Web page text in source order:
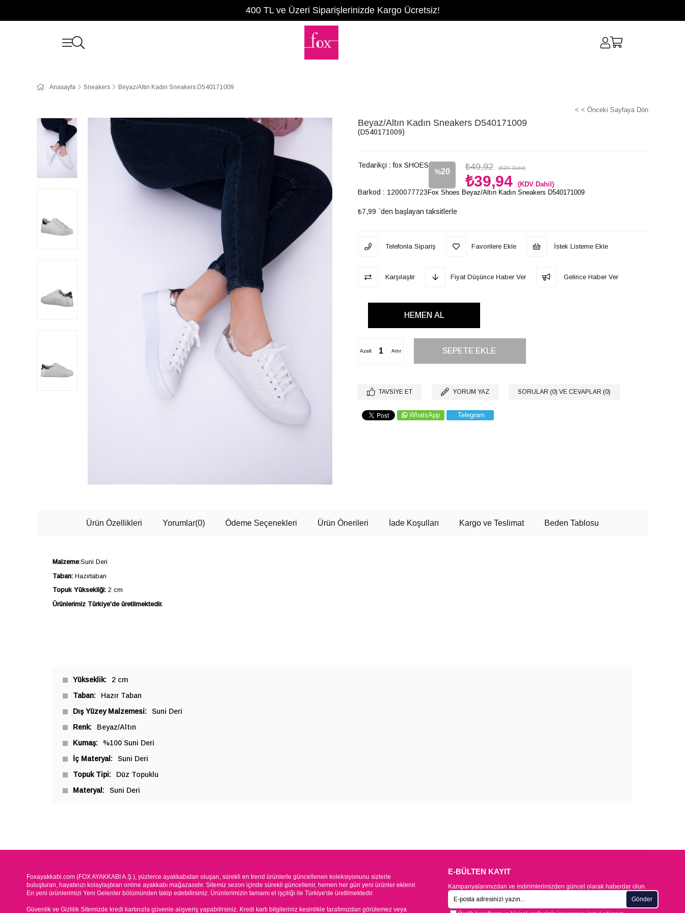
400 TL ve Üzeri Siparişlerinizde Kargo Ücretsiz!
Anasayfa Sneakers Beyaz/Altın Kadın Sneakers D540171009
< < Önceki Sayfaya Dön
Beyaz/Altın Kadın Sneakers D540171009
(D540171009)
Tedarikçi : fox SHOES
%20
İndirim
₺49,92 (KDV Dahil)
₺39,94 (KDV Dahil)
Barkod : 1200077723
₺7,99 `den başlayan taksitlerle
Fox Shoes Beyaz/Altın Kadın Sneakers D540171009
Telefonla Sipariş Favorilere Ekle İstek Listeme Ekle
Karşılaştır Fiyat Düşünce Haber Ver Gelince Haber Ver
Artır
Azalt
TAVSIYE ET YORUM YAZ SORULAR (0) VE CEVAPLAR (0)
WhatsApp Telegram
Ürün Özellikleri Yorumlar(0) Ödeme Seçenekleri Ürün Önerileri İade Koşulları Kargo ve Teslimat Beden Tablosu
Malzeme:Suni Deri
Taban: Hazırtaban
Topuk Yüksekliği: 2 cm
Ürünlerimiz Türkiye'de üretilmektedir.
Yükseklik
2 cm
Taban
Hazır Taban
Dış Yüzey Malzemesi
Suni Deri
Renk
Beyaz/Altın
Kumaş
%100 Suni Deri
İç Materyal
Suni Deri
Topuk Tipi
Düz Topuklu
Materyal
Suni Deri
Foxayakkabi.com (FOX AYAKKABI A.Ş.), yüzlerce ayakkabıdan oluşan, sürekli en trend ürünlerle güncellenen koleksiyonunu sizlerle
buluşturan, hayatınızı kolaylaştıran online ayakkabı mağazasıdır. Sitemiz sezon içinde sürekli güncellenir, hemen her gün yeni ürünler eklenir.
En yeni ürünlerimizi Yeni Gelenler bölümünden takip edebilirsiniz. Ürünlerimizin tamamı el işçiliği ile Türkiye'de üretilmektedir.
Güvenlik ve Gizlilik Sitemizde kredi kartınızla güvenle alışveriş yapabilirsiniz. Kredi kartı bilgileriniz kesinlikle tarafımızdan görülemez veya
E-BÜLTEN KAYIT
Kampanyalarımızdan ve indirimlerimizden güncel olarak haberdar olun.
Gönder